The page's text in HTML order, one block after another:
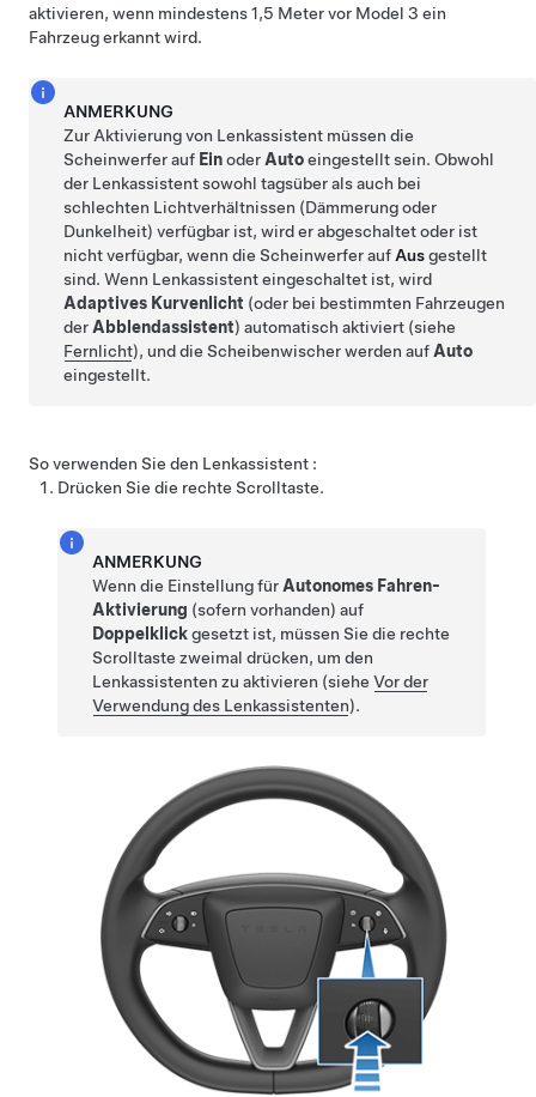
aktivieren, wenn mindestens1,5 Metervor Model 3 ein
Fahrzeug erkannt wird.
ANMERKUNG
Zur Aktivierung von Lenkassistent müssen die
Scheinwerfer auf Einoder Autoeingestellt sein. Obwohl
der Lenkassistentsowohl tagsüber als auch bei
schlechten Lichtverhältnissen (Dämmerung oder
Dunkelheit) verfügbar ist, wird er abgeschaltet oder ist
nicht verfügbar, wenn die Scheinwerfer auf Ausgestellt
sind.Wenn Lenkassistenteingeschaltet ist, wird
Adaptives Kurvenlicht (oder bei bestimmten Fahrzeugen
der Abblendassistent) automatisch aktiviert (siehe
Fernlicht), unddie Scheibenwischer werden auf Auto
eingestellt.
So verwenden Sie den Lenkassistent :
Drücken Sie die rechte Scrolltaste.
ANMERKUNG
Wenn die Einstellung für Autonomes Fahren-
Aktivierung (sofern vorhanden) auf
Doppelklickgesetzt ist, müssen Sie die rechte
Scrolltaste zweimal drücken, um den
Lenkassistenten zu aktivieren (sieheVor der
Verwendung des Lenkassistenten).